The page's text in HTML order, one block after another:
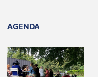
AGENDA